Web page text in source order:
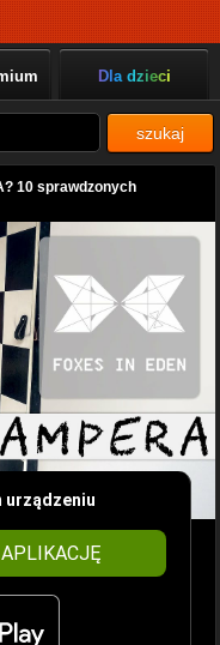
Dla dzieci
szukaj
10 sprawdzonych
urządzeniu